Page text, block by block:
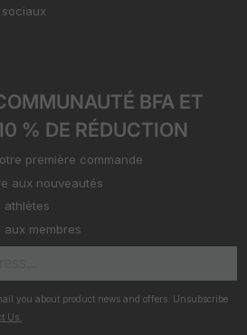
BFA ET
% DE RÉDUCTION
première commande
aux nouveautés
athlètes
membres
you about product news and offers. Unsubscribe
Us.